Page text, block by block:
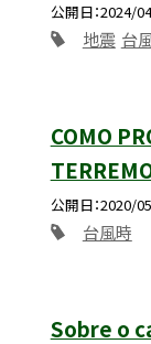
公開日 2024/
地震 台
COMO
公開日 2020/
台風時
Sobre o